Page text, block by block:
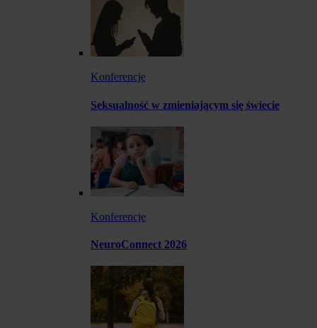
Konferencje
Seksualność w zmieniającym się świecie
Konferencje
NeuroConnect 2026